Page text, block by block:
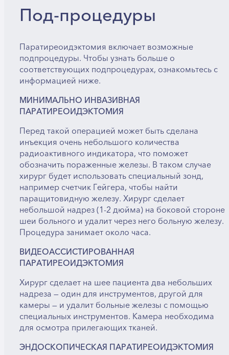
Под-процедуры
Паратиреоидэктомия включает возможные
подпроцедуры. Чтобы узнать больше о
соответствующих подпроцедурах, ознакомьтесь с
информацией ниже.
МИНИМАЛЬНО ИНВАЗИВНАЯ
ПАРАТИРЕОИДЭКТОМИЯ
Перед такой операцией может быть сделана
инъекция очень небольшого количества
радиоактивного индикатора, что поможет
обозначить пораженные железы. В таком случае
хирург будет использовать специальный зонд,
например счетчик Гейгера, чтобы найти
паращитовидную железу. Хирург сделает
небольшой надрез (1-2 дюйма) на боковой стороне
шеи больного и удалит через него больную железу.
Процедура занимает около часа.
ВИДЕОАССИСТИРОВАННАЯ
ПАРАТИРЕОИДЭКТОМИЯ
Хирург сделает на шее пациента два небольших
надреза — один для инструментов, другой для
камеры — и удалит больные железы с помощью
специальных инструментов. Камера необходима
для осмотра прилегающих тканей.
ЭНДОСКОПИЧЕСКАЯ ПАРАТИРЕОИДЭКТОМИЯ